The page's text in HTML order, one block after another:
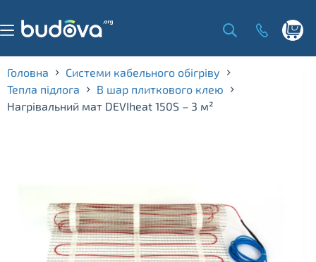
content
Головна
Системи кабельного обігріву
Тепла підлога
В шар плиткового клею
Нагрівальний мат DEVIheat 150S – 3 м²